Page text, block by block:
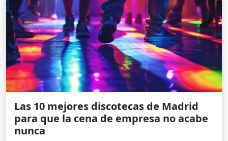
Las 10 mejores discotecas de Madrid
para que la cena de empresa no acabe
nunca